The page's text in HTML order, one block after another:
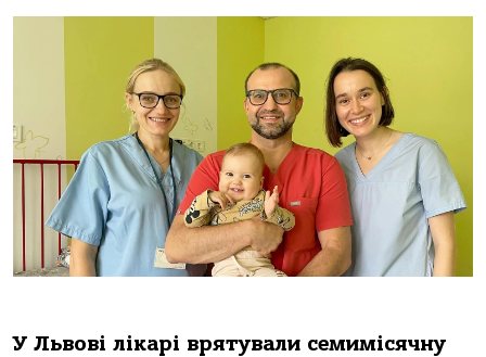
У Львoві лікapі вpятувaли семимісячну